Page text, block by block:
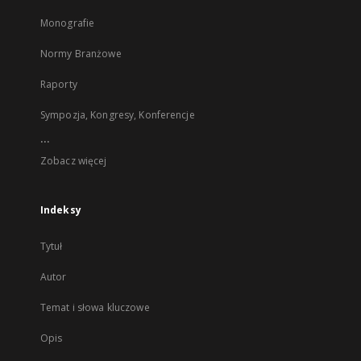
Monografie
Normy Branżowe
Raporty
Sympozja, Kongresy, Konferencje
...
Zobacz więcej
Indeksy
Tytuł
Autor
Temat i słowa kluczowe
Opis